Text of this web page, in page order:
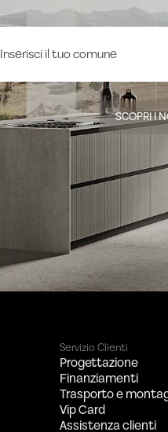
SCOPRI I
Servizio Clienti
Progettazione
Finanziamenti
Trasporto e
Vip Card
Assistenza clienti